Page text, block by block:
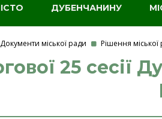
ДУБЕНЧАНИНУ
Документи міської ради Рішення міської
25 сесії